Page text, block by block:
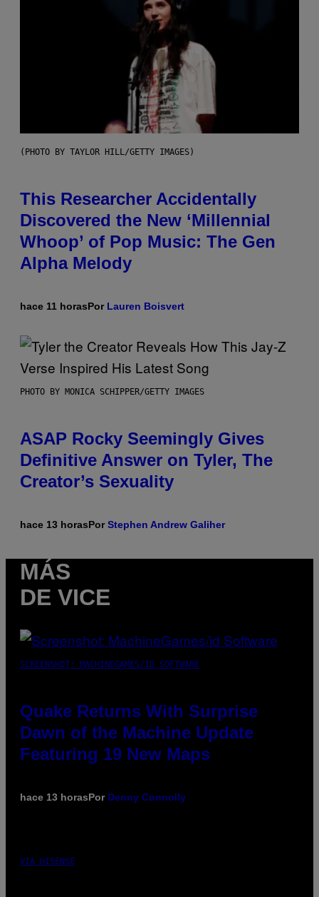
(PHOTO BY TAYLOR HILL/GETTY IMAGES)
This Researcher Accidentally
Discovered the New ‘Millennial
Whoop’ of Pop Music: The Gen
Alpha Melody
hace 11 horasPor Lauren Boisvert
PHOTO BY MONICA SCHIPPER/GETTY IMAGES
ASAP Rocky Seemingly Gives
Definitive Answer on Tyler, The
Creator’s Sexuality
hace 13 horasPorStephen Andrew Galiher
MÁS
DE VICE
SCREENSHOT: MACHINEGAMES/ID SOFTWARE
Quake Returns With Surprise
Dawn of the Machine Update
Featuring 19 New Maps
hace 13 horasPor Denny Connolly
VIA HISENSE